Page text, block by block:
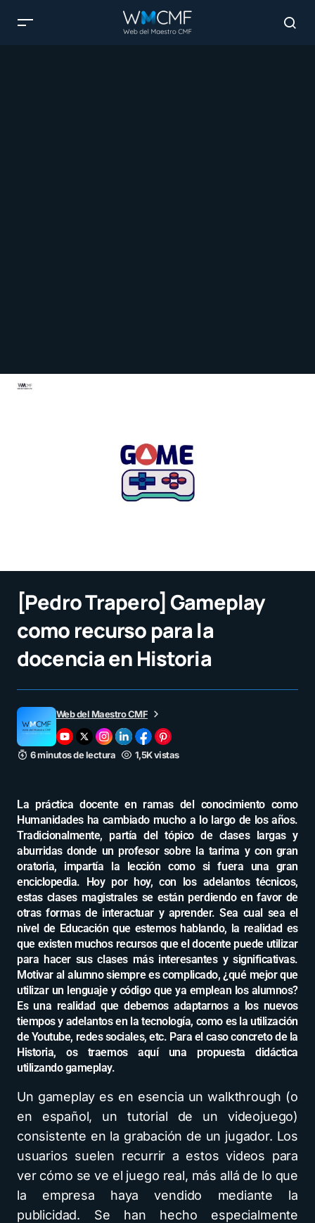
[Pedro Trapero] Gameplay
como recurso para la
docencia en Historia
Web del Maestro CMF
6 minutos de lectura 1,5K vistas
La práctica docente en ramas del conocimiento como
Humanidades ha cambiado mucho a lo largo de los años.
Tradicionalmente, partía del tópico de clases largas y
aburridas donde un profesor sobre la tarima y con gran
oratoria, impartía la lección como si fuera una gran
enciclopedia. Hoy por hoy, con los adelantos técnicos,
estas clases magistrales se están perdiendo en favor de
otras formas de interactuar y aprender. Sea cual sea el
nivel de Educación que estemos hablando, la realidad es
que existen muchos recursos que el docente puede utilizar
para hacer sus clases más interesantes y significativas.
Motivar al alumno siempre es complicado, ¿qué mejor que
utilizar un lenguaje y código que ya emplean los alumnos?
Es una realidad que debemos adaptarnos a los nuevos
tiempos y adelantos en la tecnología, como es la utilización
de Youtube, redes sociales, etc. Para el caso concreto de la
Historia, os traemos aquí una propuesta didáctica
utilizando gameplay.
Un gameplay es en esencia un walkthrough (o
en español, un tutorial de un videojuego)
consistente en la grabación de un jugador. Los
usuarios suelen recurrir a estos videos para
ver cómo se ve el juego real, más allá de lo que
la empresa haya vendido mediante la
publicidad. Se han hecho especialmente